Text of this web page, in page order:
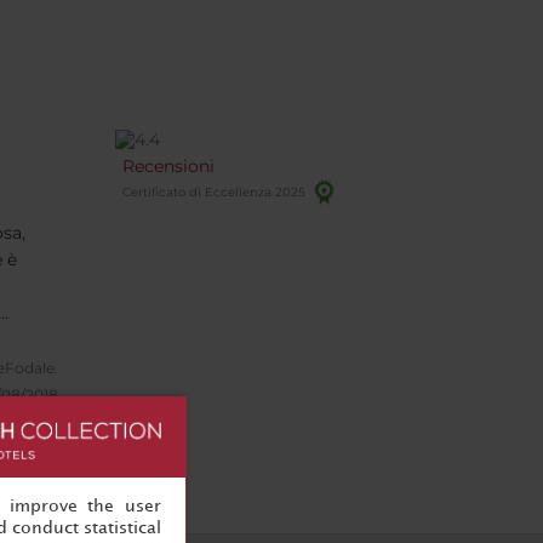
è
di
2018
Recensioni
Certificato di Eccellenza 2025
the user
conduct statistical